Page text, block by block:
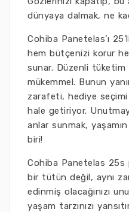
dünyaya dalmak, ne
Cohiba Panetelas’ı
hem bütçenizi korur
sunar. Düzenli tüketim
mükemmel. Bunun
zarafeti, hediye
hale getiriyor.
anlar sunmak,
biri!
Cohiba Panetelas 25s
bir tütün değil, aynı
edinmiş olacağınızı
yaşam tarzınızı